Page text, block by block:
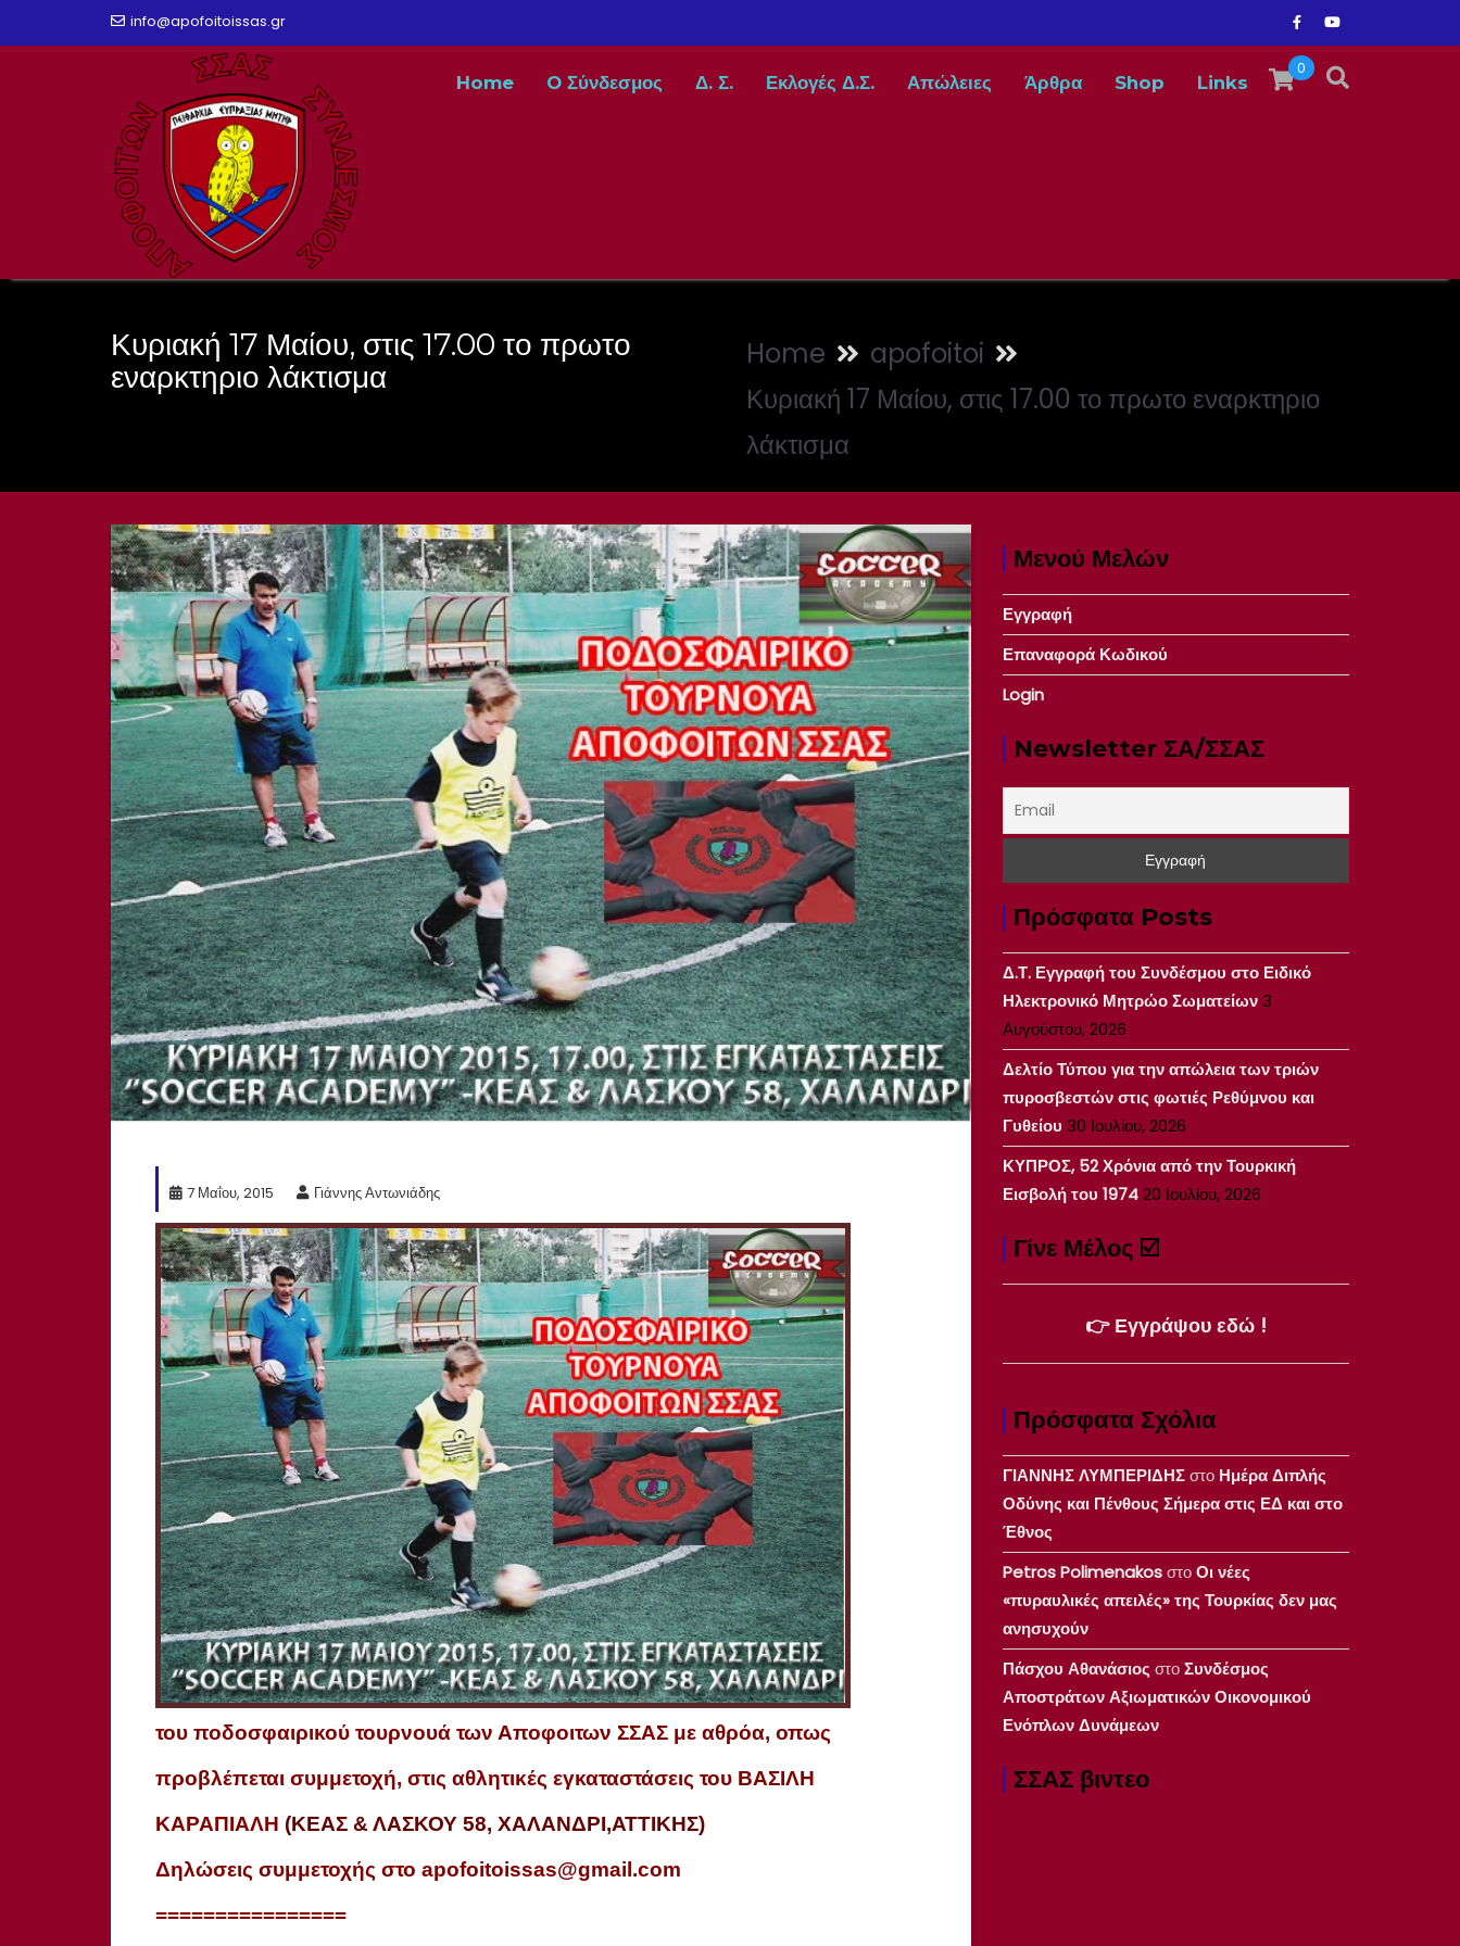
info@apofoitoissas.gr
0
Home O Σύνδεσμος Δ. Σ. Εκλογές Δ.Σ. Απώλειες Άρθρα Shop Links
Κυριακή 17 Μαίου, στις 17.00 το πρωτο
εναρκτηριο λάκτισμα
Home
apofoitoi
Κυριακή 17 Μαίου, στις 17.00 το πρωτο εναρκτηριο
λάκτισμα
7 Μαΐου, 2015 Γιάννης Αντωνιάδης
του ποδοσφαιρικού τουρνουά των Αποφοιτων ΣΣΑΣ με αθρόα, οπως
προβλέπεται συμμετοχή, στις αθλητικές εγκαταστάσεις του ΒΑΣΙΛΗ
ΚΑΡΑΠΙΑΛΗ (ΚΕΑΣ & ΛΑΣΚΟΥ 58, ΧΑΛΑΝΔΡΙ,ΑΤΤΙΚΗΣ)
Δηλώσεις συμμετοχής στο apofoitoissas@gmail.com
================
Μενού Μελών
Εγγραφή
Επαναφορά Κωδικού
Login
Newsletter ΣΑ/ΣΣΑΣ
Πρόσφατα Posts
Δ.Τ. Εγγραφή του Συνδέσμου στο Ειδικό
Ηλεκτρονικό Μητρώο Σωματείων3
Αυγούστου, 2026
Δελτίο Τύπου για την απώλεια των τριών
πυροσβεστών στις φωτιές Ρεθύμνου και
Γυθείου 30 Ιουλίου, 2026
ΚΥΠΡΟΣ, 52 Χρόνια από την Τουρκική
Εισβολή του 197420 Ιουλίου, 2026
Γίνε Μέλος ☑️
👉 Εγγράψου εδώ !
Πρόσφατα Σχόλια
ΓΙΑΝΝΗΣ ΛΥΜΠΕΡΙΔΗΣστο Ημέρα Διπλής
Οδύνης και Πένθους Σήμερα στις ΕΔ και στο
Έθνος
Petros PolimenakosστοΟι νέες
«πυραυλικές απειλές» της Τουρκίας δεν μας
ανησυχούν
Πάσχου Αθανάσιος στοΣυνδέσμος
Αποστράτων Αξιωματικών Οικονομικού
Ενόπλων Δυνάμεων
ΣΣΑΣ βιντεο